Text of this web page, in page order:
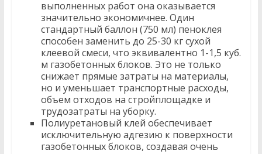
выполненных работ она оказывается
значительно экономичнее. Один
стандартный баллон (750 мл) пеноклея
способен заменить до 25-30 кг сухой
клеевой смеси, что эквивалентно 1-1,5 куб.
м газобетонных блоков. Это не только
снижает прямые затраты на материалы,
но и уменьшает транспортные расходы,
объем отходов на стройплощадке и
трудозатраты на уборку.
Полиуретановый клей обеспечивает
исключительную адгезию к поверхности
газобетонных блоков, создавая очень